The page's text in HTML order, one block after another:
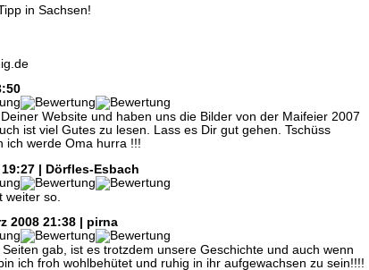
in Sachsen!
Website und haben uns die Bilder von der Maifeier 2007
ist viel Gutes zu lesen. Lass es Dir gut gehen. Tschüss
ich werde Oma hurra !!!
| Dörfles-Esbach
weiter so.
2008 21:38 | pirna
gab, ist es trotzdem unsere Geschichte und auch wenn
ich froh wohlbehütet und ruhig in ihr aufgewachsen zu sein!!!!